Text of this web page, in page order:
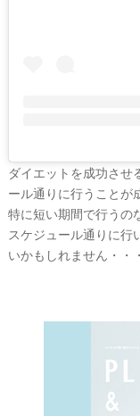
ダイエットを成功させ
ール通りに行うことが
特に短い期間で行うの
スケジュール通りに行
いかもしれません・